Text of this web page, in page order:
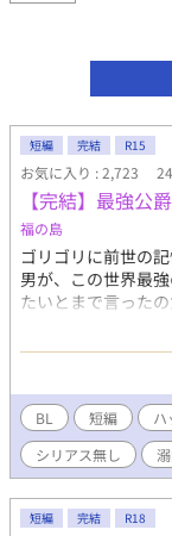
短編 完結 R15
お気に入り : 2,723
【完結】最強公
福の島
ゴリゴリに前世の
男が、この世界最
たいとまで言った
し、風呂は暖か
様が好きだ… 前置
の字もありません
し若干変態です。
(無自覚美形) おま
BL 短編 ハ
シリアス無し
短編 完結 R18